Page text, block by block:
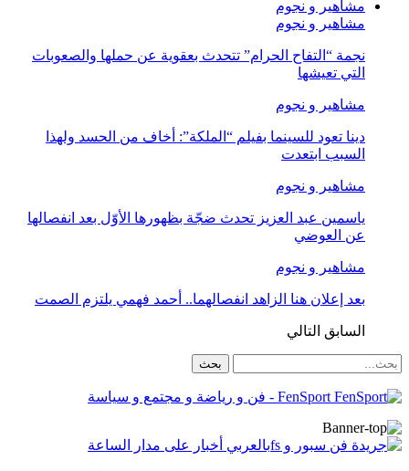
مشاهير و نجوم
مشاهير و نجوم
نجمة “التفاح الحرام” تتحدث بعقوية عن حملها والصعوبات
التي تعيشها
مشاهير و نجوم
دينا تعود للسينما بفيلم “الملكة”: أخاف من الحسد ولهذا
السبب ابتعدت
مشاهير و نجوم
ياسمين عبد العزيز تحدث ضجّة بظهورها الأوّل بعد انفصالها
عن العوضي
مشاهير و نجوم
بعد إعلان هنا الزاهد انفصالهما.. أحمد فهمي يلتزم الصمت
السابق التالي
FenSport - فن و رياضة و مجتمع و سياسة